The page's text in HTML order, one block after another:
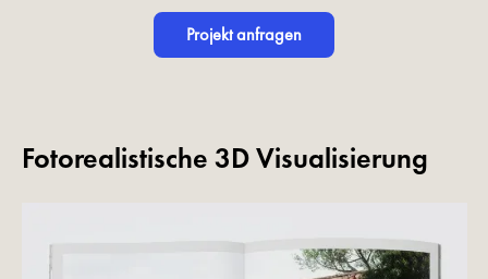
Projekt anfragen
Fotorealistische 3D Visualisierung